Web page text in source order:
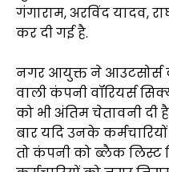
गंगाराम, अरविंद यादव,
कर दी गई है.
नगर आयुक्त ने आउटसोर्स
वाली कंपनी वॉरियर्स
को भी अंतिम चेतावनी
बार यदि उनके
तो कंपनी को ब्लैक लिस्ट